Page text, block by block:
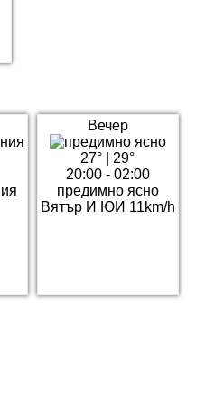
Вечер
27°
29°
20:00 - 02:00
предимно ясно
Вятър И ЮИ 11km/h